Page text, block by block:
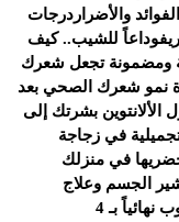
والأضرار درجات
وداعاً للشيب.. كيف
ومضمونة تجعل شعرك
نمو شعرك الصحي بعد
الألانتوين بشرتك إلى
في زجاجة
في منزلك
الجسم وعلاج
سر مكياج النجمات.. كيف تخفين الحبوب نهائياً بـ 4